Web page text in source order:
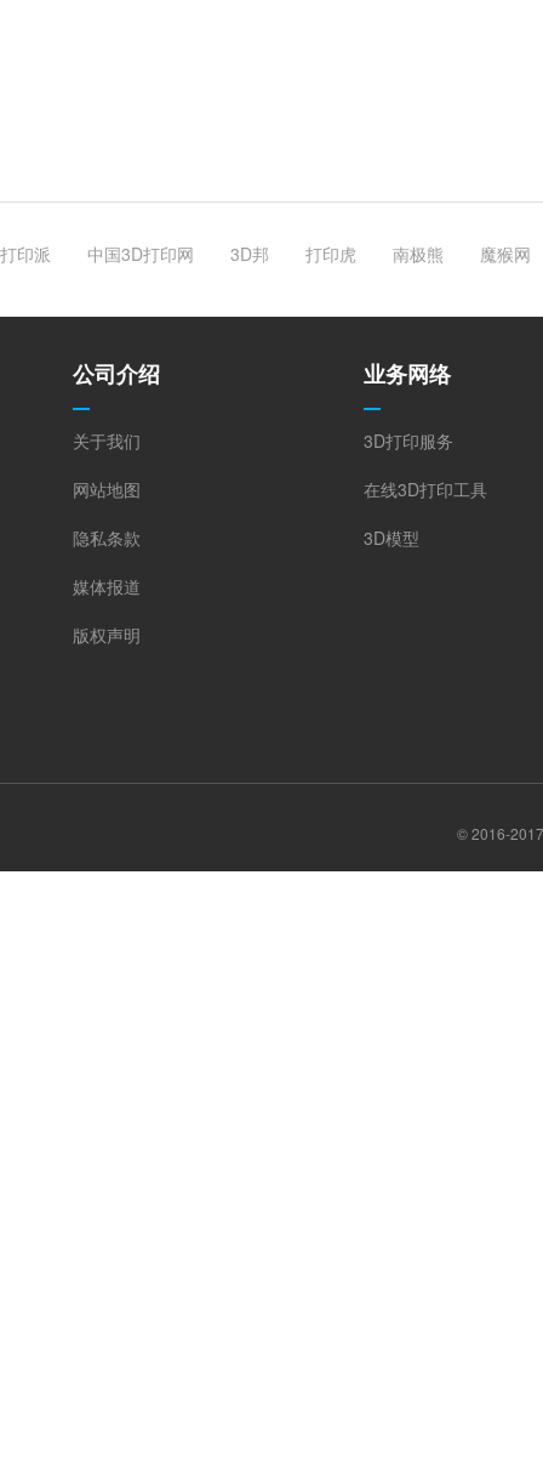
打印派 中国3D打印网 3D邦 打印虎 南极熊 魔猴网
公司介绍
关于我们
网站地图
隐私条款
媒体报道
版权声明
业务网络
3D打印服务
在线3D打印工具
3D模型
© 2016-